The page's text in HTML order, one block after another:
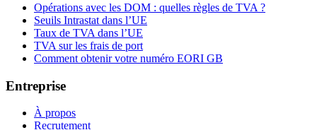
Opérations avec les DOM : quelles règles de TVA ?
Seuils Intrastat dans l’UE
Taux de TVA dans l’UE
TVA sur les frais de port
Comment obtenir votre numéro EORI GB
Entreprise
À propos
Recrutement